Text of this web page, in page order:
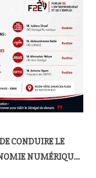
CONDUIRE LE
NUMÉRIQUE